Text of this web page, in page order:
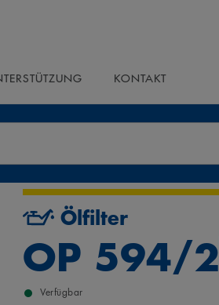
KONTAKT
Ölfilter
OP 594/2
Verfügbar